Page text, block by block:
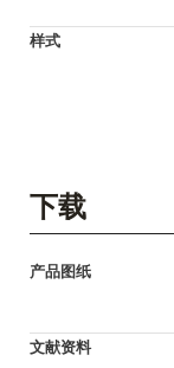
样式
下载
产品图纸
文献资料